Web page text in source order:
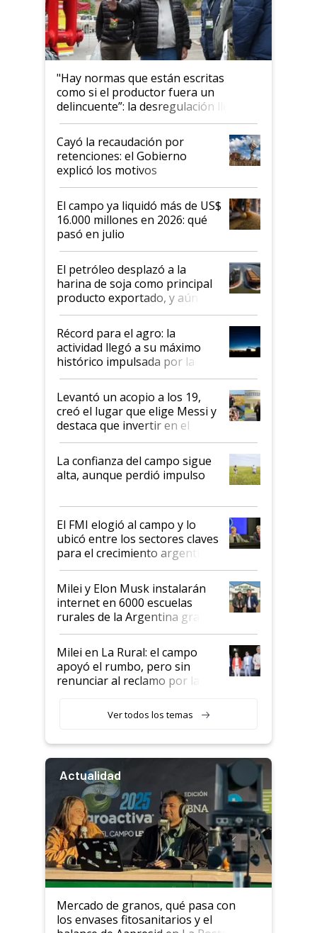
"Hay normas que están escritas
como si el productor fuera un
delincuente”: la desregulación llegó
al Congreso Aapresid y hasta se
habló del financiamiento al IPCVA
Cayó la recaudación por
retenciones: el Gobierno
explicó los motivos
El campo ya liquidó más de US$
16.000 millones en 2026: qué
pasó en julio
El petróleo desplazó a la
harina de soja como principal
producto exportado, y aún así
el agro aportó casi seis de cada
diez dólares y sostuvo el
liderazgo en un semestre
récord
Récord para el agro: la
actividad llegó a su máximo
histórico impulsada por la
cosecha y las exportaciones
Levantó un acopio a los 19,
creó el lugar que elige Messi y
destaca que invertir en el
kirchnerismo era como "darle
plata a un hijo para droga":
Juan Félix Rossetti, el libertario
que de una dura crisis salió
de Milei
La confianza del campo sigue
alta, aunque perdió impulso
El FMI elogió al campo y lo
ubicó entre los sectores claves
para el crecimiento argentino
Milei y Elon Musk instalarán
internet en 6000 escuelas
rurales de la Argentina gracias
a un acuerdo con Starlink
Milei en La Rural: el campo
apoyó el rumbo, pero sin
renunciar al reclamo por las
Ver todos los temas
Actualidad
Mercado de granos, qué pasa con
los envases fitosanitarios y el